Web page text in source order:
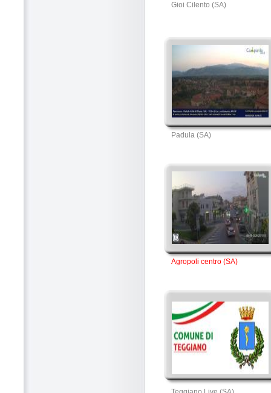
Gioi Cilento (SA)
Padula (SA)
Agropoli centro (SA)